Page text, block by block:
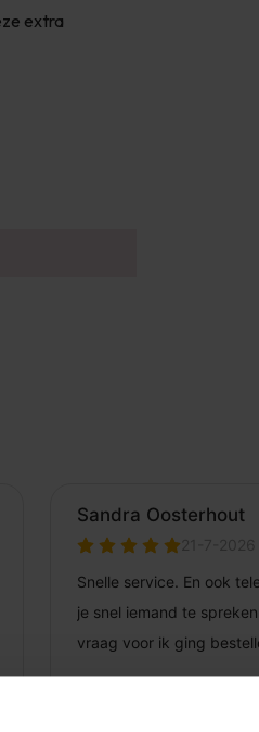
extra